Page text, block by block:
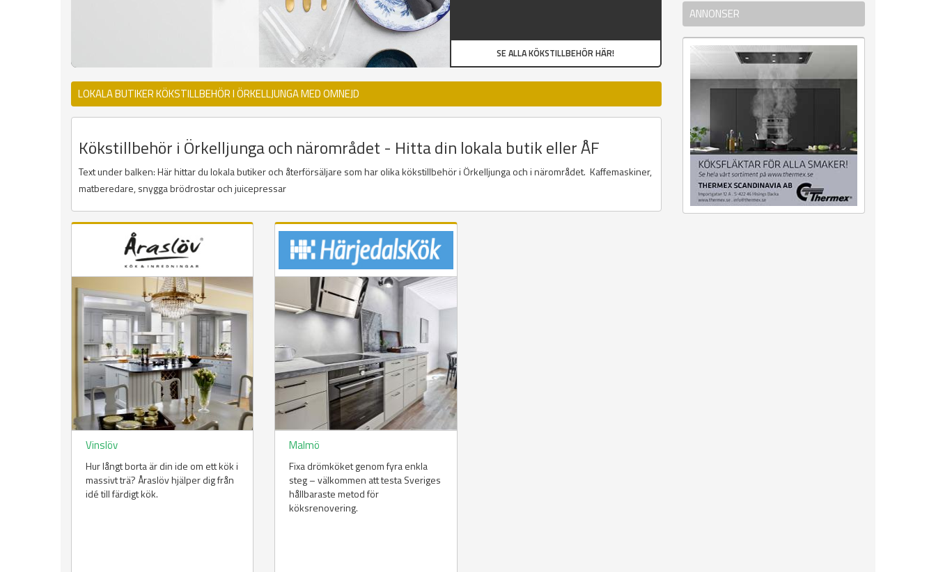
SE ALLA KÖKSTILLBEHÖR HÄR!
LOKALA BUTIKER KÖKSTILLBEHÖR I ÖRKELLJUNGA MED OMNEJD
Kökstillbehör i Örkelljunga och närområdet - Hitta din lokala butik eller ÅF
Text under balken: Här hittar du lokala butiker och återförsäljare som har olika kökstillbehör i Örkelljunga och i närområdet. Kaffemaskiner,
matberedare, snygga brödrostar och juicepressar
Vinslöv
Hur långt borta är din ide om ett kök i
massivt trä? Åraslöv hjälper dig från
idé till färdigt kök.
Malmö
Fixa drömköket genom fyra enkla
steg – välkommen att testa Sveriges
hållbaraste metod för
köksrenovering.
ANNONSER